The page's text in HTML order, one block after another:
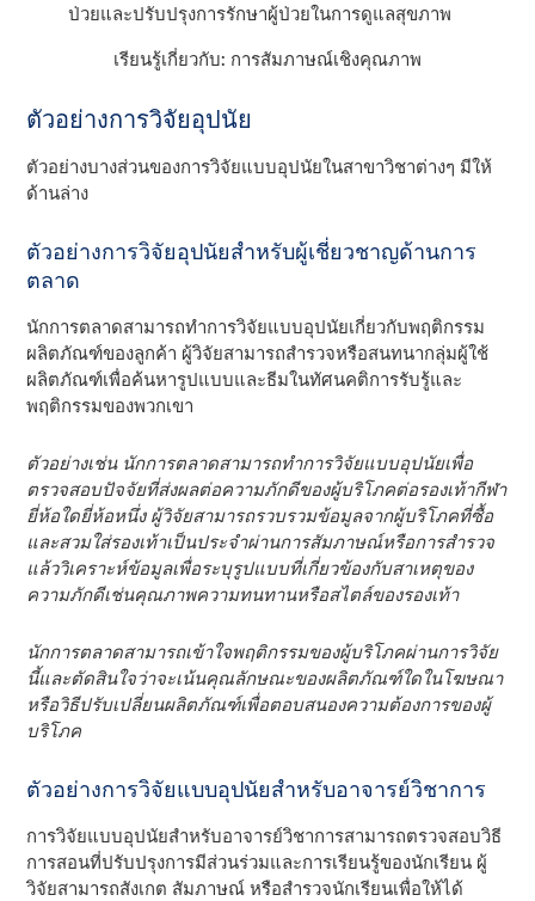
ป่วยและปรับปรุงการรักษาผู้ป่วยในการดูแลสุขภาพ
เรียนรู้เกี่ยวกับ: การสัมภาษณ์เชิงคุณภาพ
ตัวอย่างการวิจัยอุปนัย
ตัวอย่างบางส่วนของการวิจัยแบบอุปนัยในสาขาวิชาต่างๆ มีให้
ด้านล่าง
ตัวอย่างการวิจัยอุปนัยสําหรับผู้เชี่ยวชาญด้านการ
ตลาด
นักการตลาดสามารถทําการวิจัยแบบอุปนัยเกี่ยวกับพฤติกรรม
ผลิตภัณฑ์ของลูกค้า ผู้วิจัยสามารถสํารวจหรือสนทนากลุ่มผู้ใช้
ผลิตภัณฑ์เพื่อค้นหารูปแบบและธีมในทัศนคติการรับรู้และ
พฤติกรรมของพวกเขา
ตัวอย่างเช่น นักการตลาดสามารถทําการวิจัยแบบอุปนัยเพื่อ
ตรวจสอบปัจจัยที่ส่งผลต่อความภักดีของผู้บริโภคต่อรองเท้ากีฬา
ยี่ห้อใดยี่ห้อหนึ่ง ผู้วิจัยสามารถรวบรวมข้อมูลจากผู้บริโภคที่ซื้อ
และสวมใส่รองเท้าเป็นประจําผ่านการสัมภาษณ์หรือการสํารวจ
แล้ววิเคราะห์ข้อมูลเพื่อระบุรูปแบบที่เกี่ยวข้องกับสาเหตุของ
ความภักดีเช่นคุณภาพความทนทานหรือสไตล์ของรองเท้า
นักการตลาดสามารถเข้าใจพฤติกรรมของผู้บริโภคผ่านการวิจัย
นี้และตัดสินใจว่าจะเน้นคุณลักษณะของผลิตภัณฑ์ใดในโฆษณา
หรือวิธีปรับเปลี่ยนผลิตภัณฑ์เพื่อตอบสนองความต้องการของผู้
บริโภค
ตัวอย่างการวิจัยแบบอุปนัยสําหรับอาจารย์วิชาการ
การวิจัยแบบอุปนัยสําหรับอาจารย์วิชาการสามารถตรวจสอบวิธี
การสอนที่ปรับปรุงการมีส่วนร่วมและการเรียนรู้ของนักเรียน ผู้
วิจัยสามารถสังเกต สัมภาษณ์ หรือสํารวจนักเรียนเพื่อให้ได้